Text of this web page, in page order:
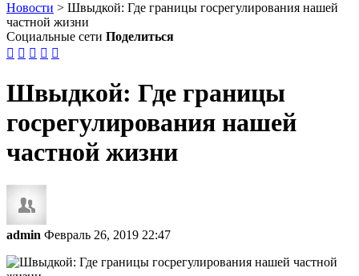
Новости > Швыдкой: Где границы госрегулирования нашей
частной жизни
Социальные сети Поделиться
    
Швыдкой: Где границы
госрегулирования нашей
частной жизни
admin Февраль 26, 2019 22:47